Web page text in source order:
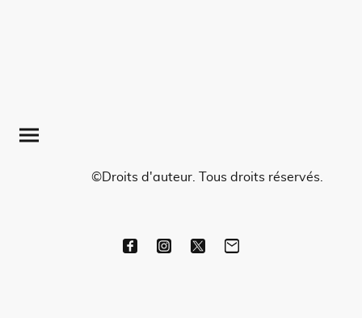
©Droits d'auteur. Tous droits réservés.